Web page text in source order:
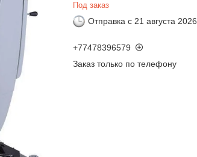
Под заказ
Отправка с 21 августа 2026
+77478396579
Заказ только по телефону